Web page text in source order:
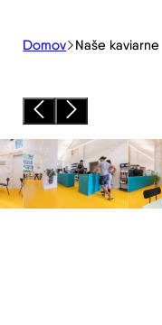
Domov Naše kaviarne